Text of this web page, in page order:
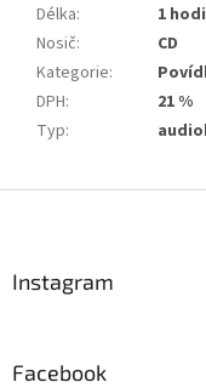
Délka:
1
Nosič:
CD
Kategorie:
DPH:
21 %
Typ:
Instagram
Facebook